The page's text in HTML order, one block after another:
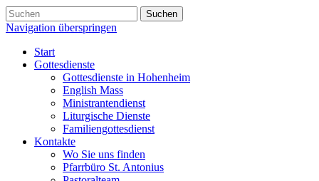
Suchen
Navigation überspringen
Start
Gottesdienste
Gottesdienste in Hohenheim
English Mass
Ministrantendienst
Liturgische Dienste
Familiengottesdienst
Kontakte
Wo Sie uns finden
Pfarrbüro St. Antonius